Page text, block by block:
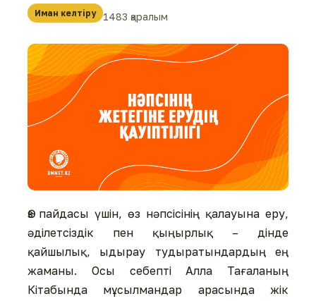
Иман келтіру 1483 қаралым
Өз пайдасы үшін, өз нәпсісінің қалауына еру,
әділетсіздік пен қыңырлық – дінде
қайшылық, ыдырау тудыратындардың ең
жаманы. Осы себепті Алла Тағаланың
Кітабында мұсылмандар арасында жік